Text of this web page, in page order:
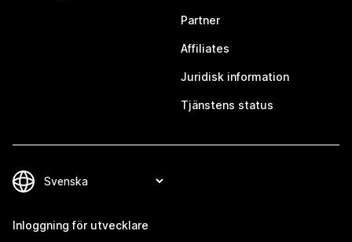
Partner
Affiliates
Juridisk information
Tjänstens status
Inloggning för utvecklare